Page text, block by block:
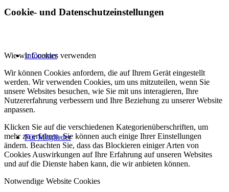
Infocenter
Für Mitglieder
Cookie- und Datenschutzeinstellungen
Wie wir Cookies verwenden
Wir können Cookies anfordern, die auf Ihrem Gerät eingestellt
werden. Wir verwenden Cookies, um uns mitzuteilen, wenn Sie
unsere Websites besuchen, wie Sie mit uns interagieren, Ihre
Nutzererfahrung verbessern und Ihre Beziehung zu unserer Website
anpassen.
Klicken Sie auf die verschiedenen Kategorienüberschriften, um
mehr zu erfahren. Sie können auch einige Ihrer Einstellungen
ändern. Beachten Sie, dass das Blockieren einiger Arten von
Cookies Auswirkungen auf Ihre Erfahrung auf unseren Websites
und auf die Dienste haben kann, die wir anbieten können.
Notwendige Website Cookies